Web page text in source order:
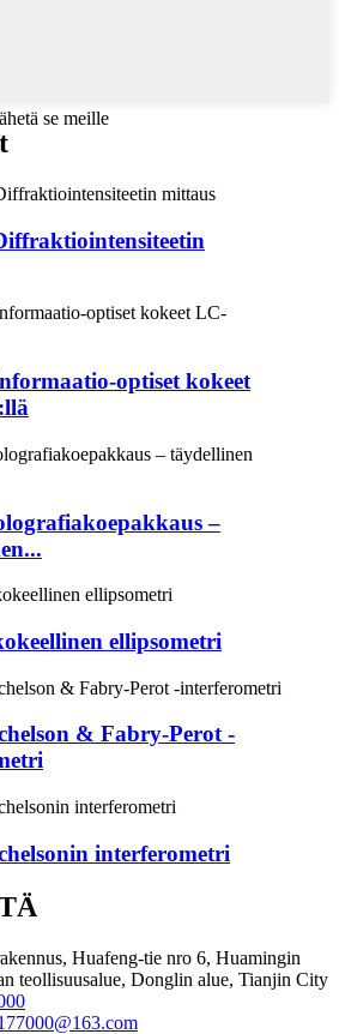
se meille
optiset kokeet
–
ellipsometri
& Fabry-Perot -
interferometri
Huafeng-tie nro 6, Huamingin
teollisuusalue, Donglin alue, Tianjin City